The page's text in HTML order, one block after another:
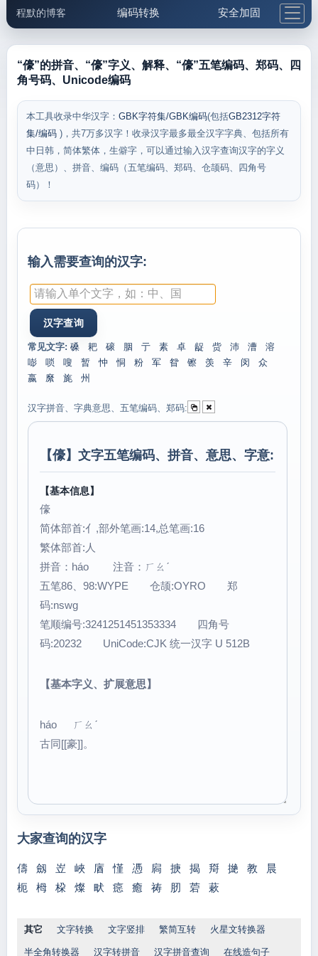
程默的博客 编码转换 安全加固
邮件工具 生活便民 更多工具
“儫”的拼音、“儫”字义、解释、“儫”五笔编码、郑码、四
角号码、Unicode编码
本工具收录中华汉字： GBK字符集/GBK编码(包括GB2312字符
集/编码 )，共7万多汉字！收录汉字最多最全汉字字典、包括所有
中日韩，简体繁体，生僻字，可以通过输入汉字查询汉字的字义
（意思）、拼音、编码（五笔编码、郑码、仓颉码、四角号
码）！
输入需要查询的汉字:
常见文字: 磉 耙 磙 胭 亍 素 卓 龊 赀 沛 漕
溶
嘭
唢 嗖 暂 忡 恫 粉 军 眢 镲 羡 辛 闵
众
嬴
縻 旄 州
汉字拼音、字典意思、五笔编码、郑码:
【儫】文字五笔编码、拼音、意思、字意:
【基本信息】
儫
简体部首:亻,部外笔画:14,总笔画:16
繁体部首:人
拼音：háo 注音：ㄏㄠˊ
五笔86、98:WYPE 仓颉:OYRO 郑
码:nswg
笔顺编号:3241251451353334 四角号
码:20232 UniCode:CJK 统一汉字 U 512B
【基本字义、扩展意思】
háo ㄏㄠˊ
古同[[豪]]。
大家查询的汉字
儔 劔 岦 峽 庮 慬 慿 扄 掶 揭 搿 撧 教
晨
枙
栂 桗 燦 畎 癋 癒 祷 肕 菪 蔌
其它 文字转换 文字竖排 繁简互转 火星文转换器
半全角转换器 汉字转拼音 汉字拼音查询 在线造句子